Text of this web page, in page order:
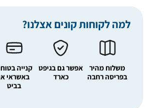
למה לקוחות קונים אצלנו?
משלוח מהיר
בפריסה רחבה
אפשר גם בגיפט
כארד
קנייה בטוחה
באשראי או
בביט